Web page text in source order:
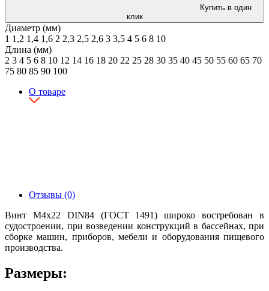
Купить в один
клик
Диаметр (мм)
1 1,2 1,4 1,6 2 2,3 2,5 2,6 3 3,5 4 5 6 8 10
Длина (мм)
2 3 4 5 6 8 10 12 14 16 18 20 22 25 28 30 35 40 45 50 55 60 65 70
75 80 85 90 100
О товаре
Отзывы (0)
Винт М4х22 DIN84 (ГОСТ 1491) широко востребован в
судостроении, при возведении конструкций в бассейнах, при
сборке машин, приборов, мебели и оборудования пищевого
производства.
Размеры: